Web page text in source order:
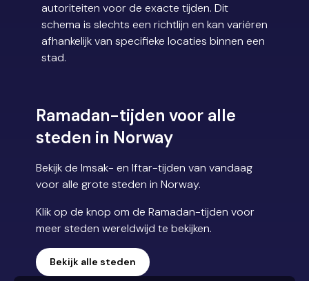
autoriteiten voor de exacte tijden. Dit
schema is slechts een richtlijn en kan variëren
afhankelijk van specifieke locaties binnen een
stad.
Ramadan-tijden voor alle
steden in Norway
Bekijk de Imsak- en Iftar-tijden van vandaag
voor alle grote steden in Norway.
Klik op de knop om de Ramadan-tijden voor
meer steden wereldwijd te bekijken.
Bekijk alle steden